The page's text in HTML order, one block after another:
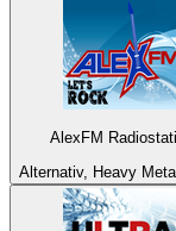
AlexFM
Alternativ, Heavy